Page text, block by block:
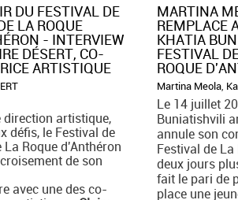
DU FESTIVAL DE
LA ROQUE
- INTERVIEW
DÉSERT, CO-
ARTISTIQUE
direction artistique,
défis, le Festival de
La Roque d'Anthéron
de son
avec une des co-
MARTINA
REMPLACE
KHATIA
FESTIVAL
ROQUE
Martina Meola,
Le 14 juillet
Buniatishvili
annule son
Festival de
deux jours
fait le pari de
place une